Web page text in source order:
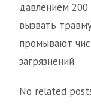
давлением
вызвать
промывают
загрязнений.
No related